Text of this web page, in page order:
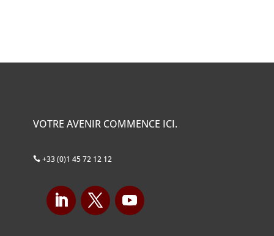
VOTRE AVENIR COMMENCE ICI.
+33 (0)1 45 72 12 12